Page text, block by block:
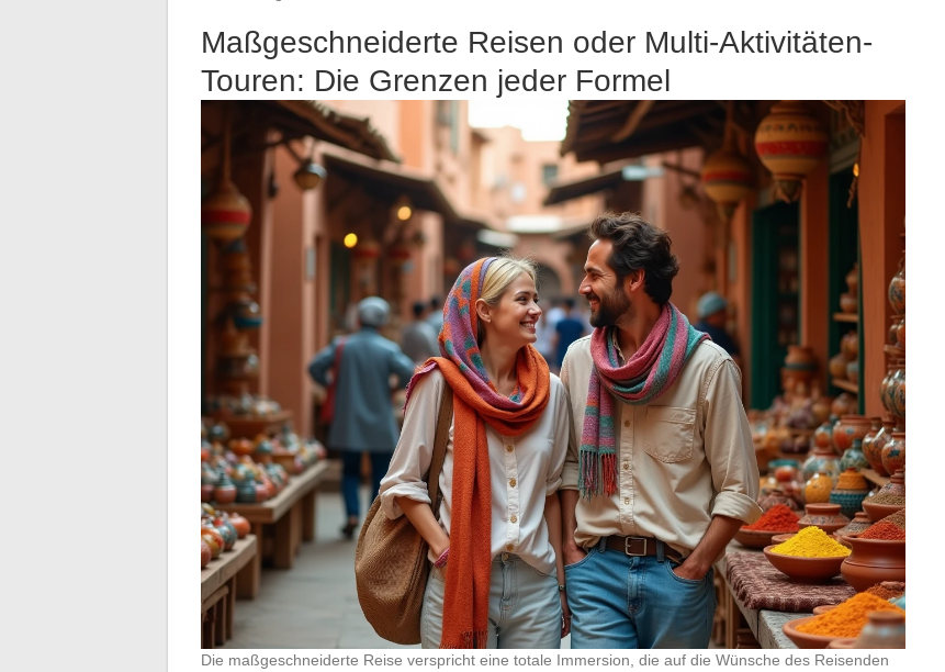
Maßgeschneiderte Reisen oder Multi-Aktivitäten-
Touren: Die Grenzen jeder Formel
Die maßgeschneiderte Reise verspricht eine totale Immersion, die auf die Wünsche des Reisenden